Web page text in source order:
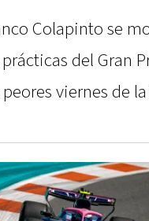
Colapinto se
del Gran
viernes de